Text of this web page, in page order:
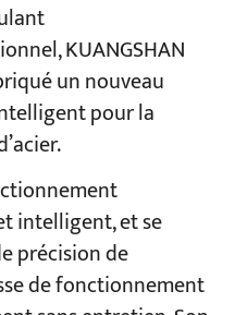
KUANGSHAN
un nouveau
pour la
intelligent, et se
précision de
de fonctionnement